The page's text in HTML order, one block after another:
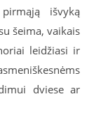
išvyką
šeima, vaikais
leidžiasi ir
dviese ar